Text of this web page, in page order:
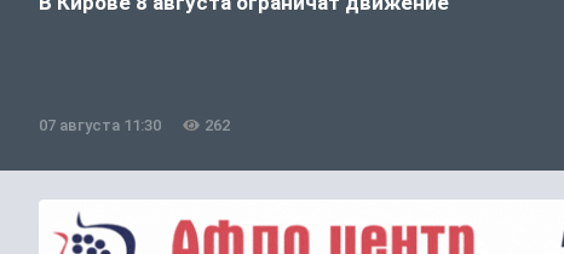
07 августа 11:30 262